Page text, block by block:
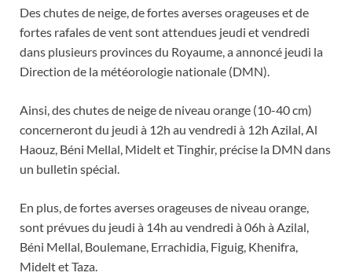
Des chutes de neige, de fortes averses orageuses et de
fortes rafales de vent sont attendues jeudi et vendredi
dans plusieurs provinces du Royaume, a annoncé jeudi la
Direction de la météorologie nationale (DMN).
Ainsi, des chutes de neige de niveau orange (10-40 cm)
concerneront du jeudi à 12h au vendredi à 12h Azilal, Al
Haouz, Béni Mellal, Midelt et Tinghir, précise la DMN dans
un bulletin spécial.
En plus, de fortes averses orageuses de niveau orange,
sont prévues du jeudi à 14h au vendredi à 06h à Azilal,
Béni Mellal, Boulemane, Errachidia, Figuig, Khenifra,
Midelt et Taza.